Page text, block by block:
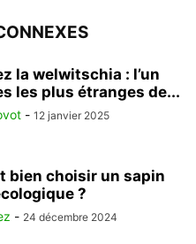
la welwitschia : l’un
les plus étranges de...
- 12 janvier 2025
bien choisir un sapin
?
- 24 décembre 2024